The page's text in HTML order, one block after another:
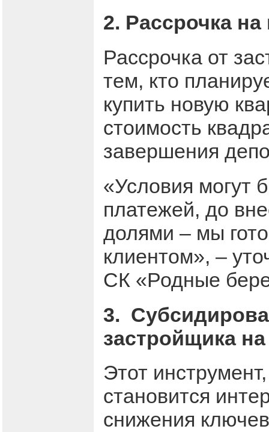
2. Рассрочка
Рассрочка от
тем, кто
купить новую
стоимость
завершения
«Условия могут
платежей, до
долями – мы
клиентом», –
СК «Родные
3.
застройщика
Этот
становится
снижения